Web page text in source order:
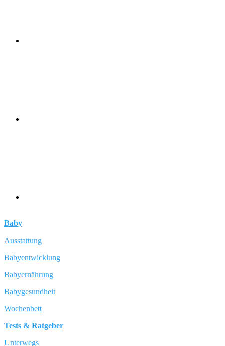
Baby
Ausstattung
Babyentwicklung
Babyernährung
Babygesundheit
Wochenbett
Tests & Ratgeber
Unterwegs